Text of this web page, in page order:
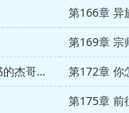
第166章 异
第171章 暴打宗师（第五更，为爱看书的杰哥加更4/4）
第172章 你
第175章 前